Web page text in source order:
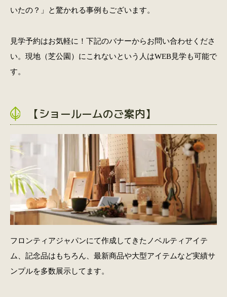
いたの？」と驚かれる事例もございます。
見学予約はお気軽に！下記のバナーからお問い合わせくださ
い。現地（芝公園）にこれないという人はWEB見学も可能で
す。
【ショールームのご案内】
フロンティアジャパンにて作成してきたノベルティアイテ
ム、記念品はもちろん、最新商品や大型アイテムなど実績サ
ンプルを多数展示してます。